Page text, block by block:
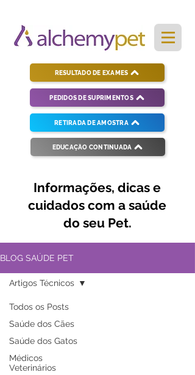
PEDIDOS DE SUPRIMENTOS
RESULTADO DE EXAMES
RETIRADA DE AMOSTRA
EDUCAÇÃO CONTINUADA
Informações, dicas e
cuidados com a saúde
do seu Pet.
BLOG SAÚDE PET
Todos os Posts
Saúde dos Cães
Saúde dos Gatos
Médicos
Veterinários
Artigos Técnicos